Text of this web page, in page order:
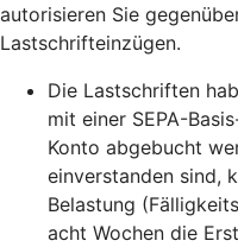
autorisieren Sie
Lastschrifteinzügen.
Die Lastschriften
mit einer SEPA-
Konto abgebucht
einverstanden sind,
Belastung
acht Wochen die